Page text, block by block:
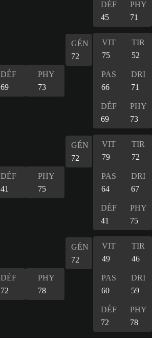
DÉF
45
PHY
71
DÉF
69
PHY
73
GÉN
72
VIT
75
TIR
52
PAS
66
DRI
71
DÉF
69
PHY
73
DÉF
41
PHY
75
GÉN
72
VIT
79
TIR
72
PAS
64
DRI
67
DÉF
41
PHY
75
DÉF
72
PHY
78
GÉN
72
VIT
49
TIR
46
PAS
60
DRI
59
DÉF
72
PHY
78